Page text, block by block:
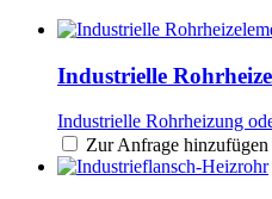
Industrielle
Industrielle Rohrheizung
Zur Anfrage hinzufügen